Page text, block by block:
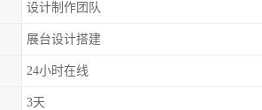
设计制作团队
展台设计搭建
24小时在线
3天